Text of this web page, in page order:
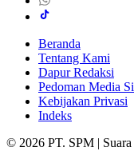
Beranda
Tentang Kami
Dapur Redaksi
Pedoman Media
Kebijakan Privasi
Indeks
© 2026 PT. SPM |